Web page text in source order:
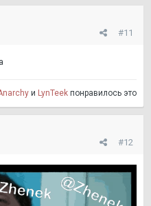
#11
и LynTeek понравилось это
#12